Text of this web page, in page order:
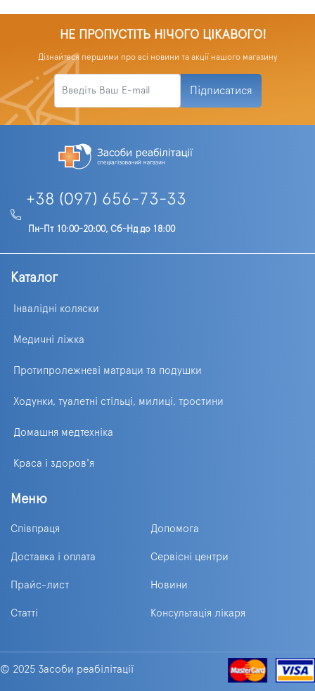
НЕ ПРОПУСТІТЬ НІЧОГО ЦІКАВОГО!
Дізнайтеся першими про всі новини та акції нашого магазину
Підписатися
+38 (097) 656-73-33
Пн-Пт 10:00-20:00, Сб-Нд до 18:00
Каталог
Інвалідні коляски
Медичні ліжка
Протипролежневі матраци та подушки
Ходунки, туалетні стільці, милиці, тростини
Домашня медтехніка
Краса і здоров'я
Меню
Співпраця Допомога
Доставка і оплата Сервісні центри
Прайс-лист Новини
Статті Консультація лікаря
© 2025 Засоби реабілітації